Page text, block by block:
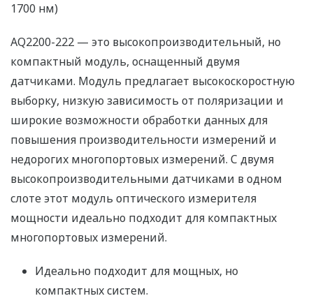
1700 нм)
AQ2200-222 — это высокопроизводительный, но
компактный модуль, оснащенный двумя
датчиками. Модуль предлагает высокоскоростную
выборку, низкую зависимость от поляризации и
широкие возможности обработки данных для
повышения производительности измерений и
недорогих многопортовых измерений. С двумя
высокопроизводительными датчиками в одном
слоте этот модуль оптического измерителя
мощности идеально подходит для компактных
многопортовых измерений.
Идеально подходит для мощных, но
компактных систем.